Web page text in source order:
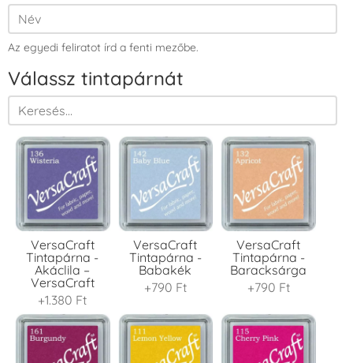
Az egyedi feliratot írd a fenti mezőbe.
Válassz tintapárnát
VersaCraft
Tintapárna -
Akáclila –
VersaCraft
+1.380 Ft
VersaCraft
Tintapárna -
Babakék
+790 Ft
VersaCraft
Tintapárna -
Baracksárga
+790 Ft